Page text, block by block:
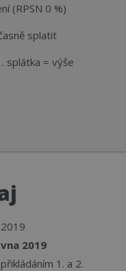
(RPSN 0 %)
splatit
splátka = výše
2019
1. a 2.